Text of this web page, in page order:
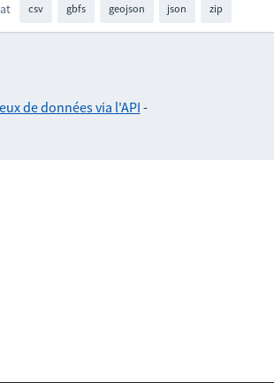
csv gbfs geojson json zip
de données via l'API -